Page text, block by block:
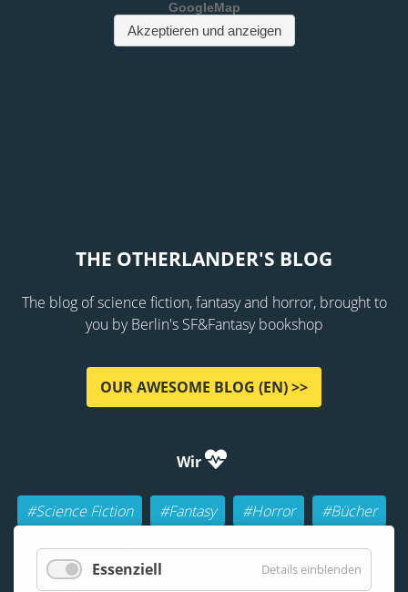
THE OTHERLANDER'S BLOG
The blog of science fiction, fantasy and horror, brought to
you by Berlin's SF&Fantasy bookshop
OUR AWESOME BLOG (EN) >>
Wir
#Science Fiction #Fantasy #Horror
#Bücher
#Autoren
#Buch-Geeks
#Rollenspiele (RPGs)
Essenziell Details einblenden